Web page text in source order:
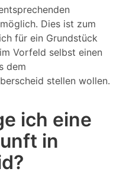
Dies ist zum
für ein Grundstück
Vorfeld selbst einen
dem
stellen wollen.
ich eine
in